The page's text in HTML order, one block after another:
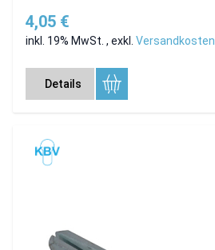
4,05 €
inkl. 19% MwSt. , exkl. Versandkosten
Details